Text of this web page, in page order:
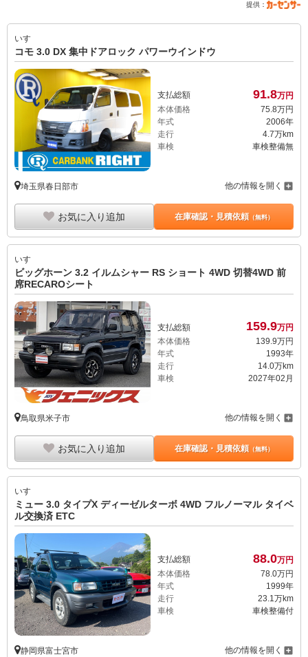
提供：
いすゞ
コモ 3.0 DX 集中ドアロック パワーウインドウ
支払総額 91.8万円
本体価格
75. 8万円
年式
2006年
走行
4.7万km
車検
車検整備無
埼玉県春日部市 他の情報を開く
お気に入り追加 在庫確認・見積依頼（無料）
いすゞ
ビッグホーン 3.2 イルムシャー RS ショート 4WD 切替4WD 前
席RECAROシート
支払総額 159.9万円
本体価格
139.9万円
年式
1993年
走行
14.0万km
車検
2027年02月
鳥取県米子市 他の情報を開く
お気に入り追加 在庫確認・見積依頼（無料）
いすゞ
ミュー 3.0 タイプX ディーゼルターボ 4WD フルノーマル タイベ
ル交換済 ETC
支払総額 88.0万円
本体価格
78. 0万円
年式
1999年
走行
23.1万km
車検
車検整備付
静岡県富士宮市 他の情報を開く